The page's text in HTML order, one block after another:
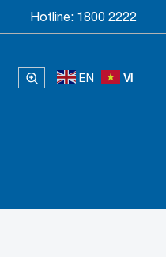
Hotline: 1800 2222
EN VI